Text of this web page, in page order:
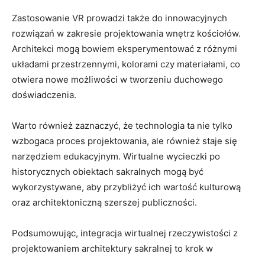
Zastosowanie‌ VR ‌prowadzi także do innowacyjnych
rozwiązań w‌ zakresie projektowania wnętrz kościołów.
Architekci mogą bowiem eksperymentować z różnymi
układami przestrzennymi, kolorami czy materiałami, co
⁣otwiera nowe możliwości⁢ w​ tworzeniu duchowego
doświadczenia.
Warto również zaznaczyć, że technologia ta‌ nie tylko
wzbogaca proces projektowania, ale również staje się
narzędziem edukacyjnym. Wirtualne ‍wycieczki po
historycznych obiektach‍ sakralnych mogą być
wykorzystywane,⁤ aby przybliżyć ich wartość kulturową
oraz ‍architektoniczną szerszej publiczności.
Podsumowując, integracja‌ wirtualnej ⁢rzeczywistości z
projektowaniem architektury ⁢sakralnej to krok ​w⁣